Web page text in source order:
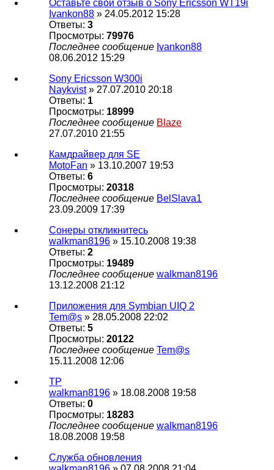
Оставьте свой отзыв о Sony Ericsson WT19i
Ivankon88 » 24.05.2012 15:28
Ответы: 3
Просмотры: 79976
Последнее сообщение Ivankon88
08.06.2012 15:29
Sony Eriсsson W300i
Naykvist» 27.07.2010 20:18
Ответы: 1
Просмотры: 18999
Последнее сообщение Blaze
27.07.2010 21:55
Камдрайвер для SE
MotoFan » 13.10.2007 19:53
Ответы: 6
Просмотры: 20318
Последнее сообщение BelSlava1
23.09.2009 17:39
Сонеры откликнитесь
walkman8196 » 15.10.2008 19:38
Ответы: 2
Просмотры: 19489
Последнее сообщение walkman8196
13.12.2008 21:12
Приложения для Symbian UIQ 2
Tem@s » 28.05.2008 22:02
Ответы: 5
Просмотры: 20122
Последнее сообщение Tem@s
15.11.2008 12:06
TP
walkman8196 » 18.08.2008 19:58
Ответы: 0
Просмотры: 18283
Последнее сообщение walkman8196
18.08.2008 19:58
Служба обновления